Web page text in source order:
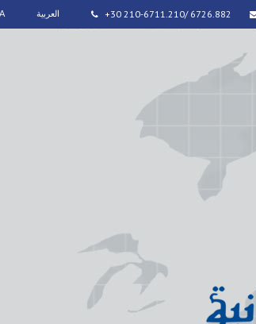
العربية +30 210-6711.210/ 6726.882